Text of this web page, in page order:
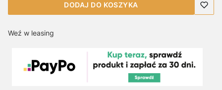
DODAJ DO KOSZYKA
Weź w leasing